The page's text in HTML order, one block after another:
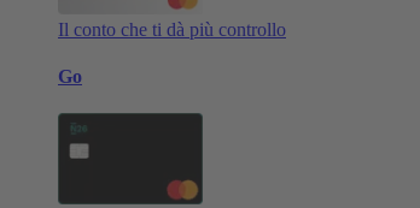
Il conto che ti dà più controllo
Go